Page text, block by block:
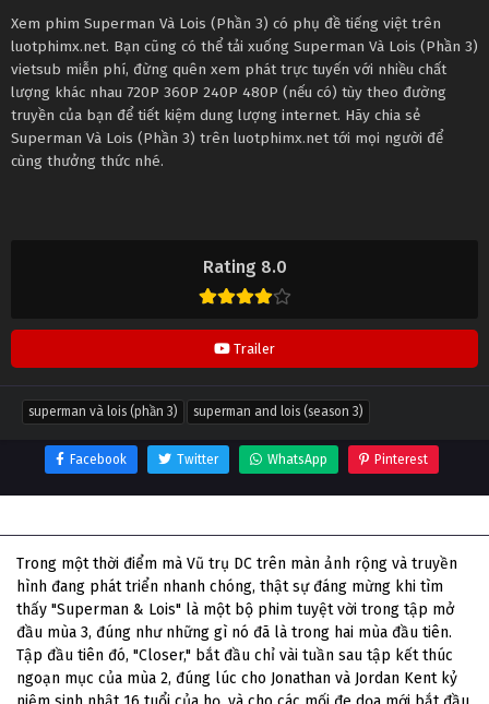
Rating 8.0
Trailer
Xem phim Superman Và Lois (Phần 3) có phụ đề tiếng việt trên
luotphimx.net. Bạn cũng có thể tải xuống Superman Và Lois (Phần 3)
vietsub miễn phí, đừng quên xem phát trực tuyến với nhiều chất
lượng khác nhau 720P 360P 240P 480P (nếu có) tùy theo đường
truyền của bạn để tiết kiệm dung lượng internet. Hãy chia sẻ
Superman Và Lois (Phần 3) trên luotphimx.net tới mọi người để
cùng thưởng thức nhé.
superman và lois (phần 3) superman and lois (season 3)
Facebook Twitter WhatsApp Pinterest
Trong một thời điểm mà Vũ trụ DC trên màn ảnh rộng và truyền
hình đang phát triển nhanh chóng, thật sự đáng mừng khi tìm
thấy "Superman & Lois" là một bộ phim tuyệt vời trong tập mở
đầu mùa 3, đúng như những gì nó đã là trong hai mùa đầu tiên.
Tập đầu tiên đó, "Closer," bắt đầu chỉ vài tuần sau tập kết thúc
ngoạn mục của mùa 2, đúng lúc cho Jonathan và Jordan Kent kỷ